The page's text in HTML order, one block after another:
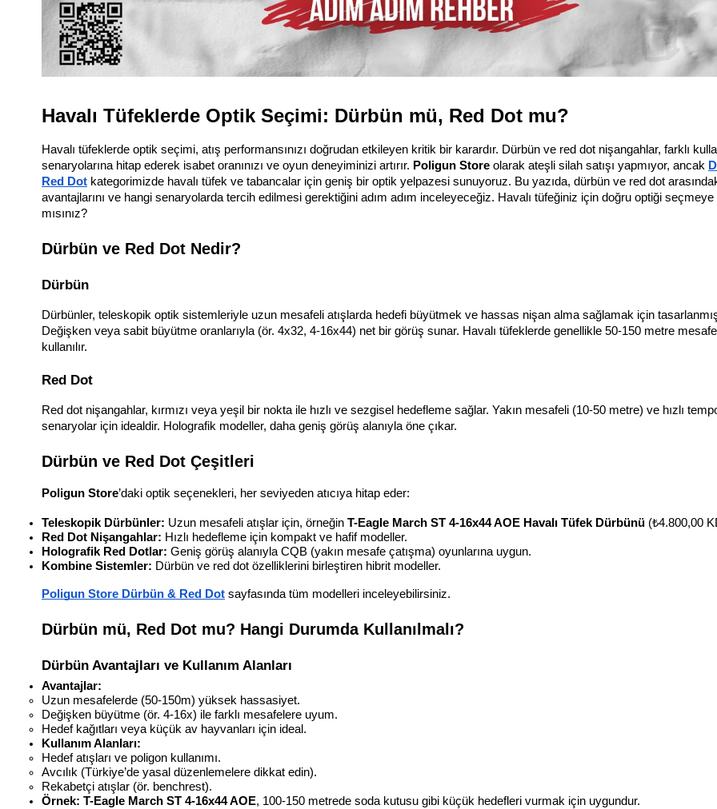
Havalı Tüfeklerde Optik Seçimi: Dürbün mü, Red Dot mu?
Havalı tüfeklerde optik seçimi, atış performansınızı doğrudan etkileyen kritik bir karardır. Dürbün ve red dot nişangahlar, farklı
senaryolarına hitap ederek isabet oranınızı ve oyun deneyiminizi artırır. Poligun Store olarak ateşli silah satışı yapmıyor, ancak
Red Dot kategorimizde havalı tüfek ve tabancalar için geniş bir optik yelpazesi sunuyoruz. Bu yazıda, dürbün ve red dot
avantajlarını ve hangi senaryolarda tercih edilmesi gerektiğini adım adım inceleyeceğiz. Havalı tüfeğiniz için doğru optiği seçmeye
mısınız?
Dürbün ve Red Dot Nedir?
Dürbün
Dürbünler, teleskopik optik sistemleriyle uzun mesafeli atışlarda hedefi büyütmek ve hassas nişan alma sağlamak için
Değişken veya sabit büyütme oranlarıyla (ör. 4x32, 4-16x44) net bir görüş sunar. Havalı tüfeklerde genellikle 50-150 metre
kullanılır.
Red Dot
Red dot nişangahlar, kırmızı veya yeşil bir nokta ile hızlı ve sezgisel hedefleme sağlar. Yakın mesafeli (10-50 metre) ve hızlı
senaryolar için idealdir. Holografik modeller, daha geniş görüş alanıyla öne çıkar.
Dürbün ve Red Dot Çeşitleri
Poligun Store’daki optik seçenekleri, her seviyeden atıcıya hitap eder:
Teleskopik Dürbünler: Uzun mesafeli atışlar için, örneğin T-Eagle March ST 4-16x44 AOE Havalı Tüfek Dürbünü (₺4.800,00
Red Dot Nişangahlar: Hızlı hedefleme için kompakt ve hafif modeller.
Holografik Red Dotlar: Geniş görüş alanıyla CQB (yakın mesafe çatışma) oyunlarına uygun.
Kombine Sistemler: Dürbün ve red dot özelliklerini birleştiren hibrit modeller.
Poligun Store Dürbün & Red Dot sayfasında tüm modelleri inceleyebilirsiniz.
Dürbün mü, Red Dot mu? Hangi Durumda Kullanılmalı?
Dürbün Avantajları ve Kullanım Alanları
Avantajlar:
Uzun mesafelerde (50-150m) yüksek hassasiyet.
Değişken büyütme (ör. 4-16x) ile farklı mesafelere uyum.
Hedef kağıtları veya küçük av hayvanları için ideal.
Kullanım Alanları:
Hedef atışları ve poligon kullanımı.
Avcılık (Türkiye’de yasal düzenlemelere dikkat edin).
Rekabetçi atışlar (ör. benchrest).
Örnek: T-Eagle March ST 4-16x44 AOE, 100-150 metrede soda kutusu gibi küçük hedefleri vurmak için uygundur.